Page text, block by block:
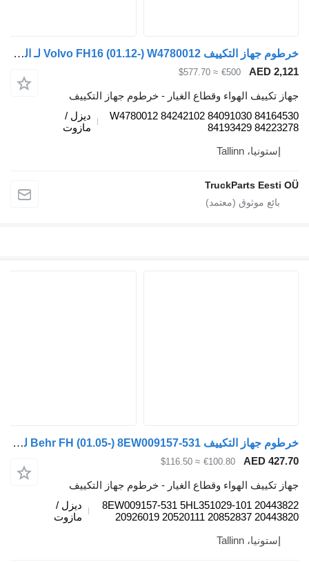
خرطوم جهاز التكييف Volvo FH16 (01.12-) W4780012 لـ السيارات القاطرة Volvo FH12, FH16, NH12, FH, VNL780 (1993-2014)
AED
€500
≈ $577.70
تكييف الهواء وقطاع الغيار - خرطوم جهاز التكييف
W4780012 84242102 84091030
84193429
ديزل /
مازوت
إستونيا، Tallinn
TruckParts Eesti
خرطوم جهاز التكييف Behr FH (01.05-) 8EW009157-531 لـ السيارات القاطرة Volvo FH12, FH16, NH12, FH, VNL780 (1993-2014)
AED
€100.80
≈ $116.50
تكييف الهواء وقطاع الغيار - خرطوم جهاز التكييف
8EW009157-531 5HL351029-101
20926019 20520111 20852837
ديزل /
مازوت
إستونيا، Tallinn